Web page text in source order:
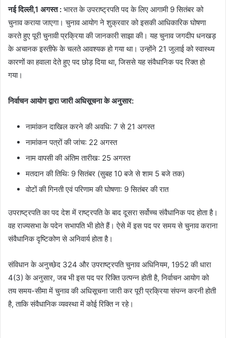
नई दिल्ली,1 अगस्त : भारत के उपराष्ट्रपति पद के लिए आगामी 9 सितंबर को
चुनाव कराया जाएगा। चुनाव आयोग ने शुक्रवार को इसकी आधिकारिक घोषणा
करते हुए पूरी चुनावी प्रक्रिया की जानकारी साझा की। यह चुनाव जगदीप धनखड़
के अचानक इस्तीफे के चलते आवश्यक हो गया था। उन्होंने 21 जुलाई को स्वास्थ्य
कारणों का हवाला देते हुए पद छोड़ दिया था, जिससे यह संवैधानिक पद रिक्त हो
गया।
निर्वाचन आयोग द्वारा जारी अधिसूचना के अनुसार:
नामांकन दाखिल करने की अवधि: 7 से 21 अगस्त
नामांकन पत्रों की जांच: 22 अगस्त
नाम वापसी की अंतिम तारीख: 25 अगस्त
मतदान की तिथि: 9 सितंबर (सुबह 10 बजे से शाम 5 बजे तक)
वोटों की गिनती एवं परिणाम की घोषणा: 9 सितंबर की रात
उपराष्ट्रपति का पद देश में राष्ट्रपति के बाद दूसरा सर्वोच्च संवैधानिक पद होता है।
वह राज्यसभा के पदेन सभापति भी होते हैं। ऐसे में इस पद पर समय से चुनाव कराना
संवैधानिक दृष्टिकोण से अनिवार्य होता है।
संविधान के अनुच्छेद 324 और उपराष्ट्रपति चुनाव अधिनियम, 1952 की धारा
4(3) के अनुसार, जब भी इस पद पर रिक्ति उत्पन्न होती है, निर्वाचन आयोग को
तय समय-सीमा में चुनाव की अधिसूचना जारी कर पूरी प्रक्रिया संपन्न करनी होती
है, ताकि संवैधानिक व्यवस्था में कोई रिक्ति न रहे।